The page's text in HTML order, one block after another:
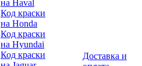
на Haval
Код краски
на Honda
Код краски
на Hyundai
Код краски
Доставка и